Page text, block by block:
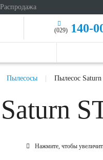
Распродажа
(029) 140-
Пылесосы Пылесос
Нажмите, чтобы